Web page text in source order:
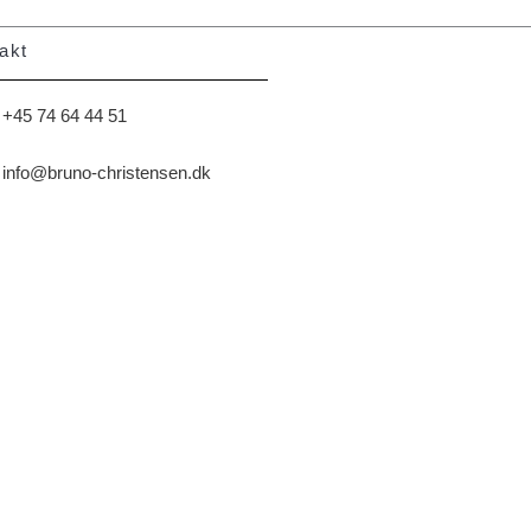
+45 74 64 44 51
info@bruno-christensen.dk